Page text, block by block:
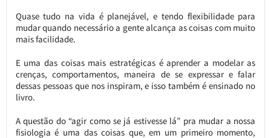
Quase tudo na vida é planejável, e tendo flexibilidade para
mudar quando necessário a gente alcança as coisas com muito
mais facilidade.
E uma das coisas mais estratégicas é aprender a modelar as
crenças, comportamentos, maneira de se expressar e falar
dessas pessoas que nos inspiram, e isso também é ensinado no
livro.
A questão do “agir como se já estivesse lá” pra mudar a nossa
fisiologia é uma das coisas que, em um primeiro momento,